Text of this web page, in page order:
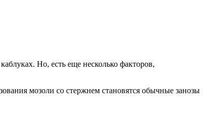
Но, есть еще несколько факторов,
мозоли со стержнем становятся обычные занозы